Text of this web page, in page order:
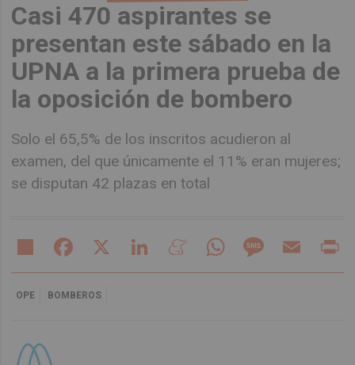
Casi 470 aspirantes se
presentan este sábado en la
UPNA a la primera prueba de
la oposición de bombero
Solo el 65,5% de los inscritos acudieron al
examen, del que únicamente el 11% eran mujeres;
se disputan 42 plazas en total
Share Facebook LinkedIn MeneameWhatsAppMessageEmail
OPE BOMBEROS